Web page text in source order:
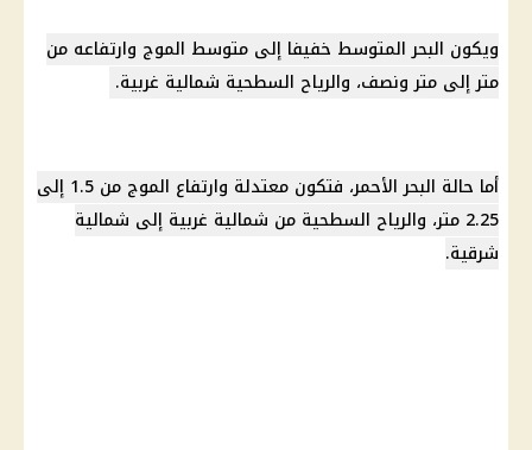
ويكون البحر المتوسط ​​خفيفا إلى متوسط ​​الموج وارتفاعه من
متر إلى متر ونصف، والرياح السطحية شمالية غربية.
أما حالة البحر الأحمر، فتكون معتدلة وارتفاع الموج من 1.5 إلى
2.25 متر، والرياح السطحية من شمالية غربية إلى شمالية
شرقية.